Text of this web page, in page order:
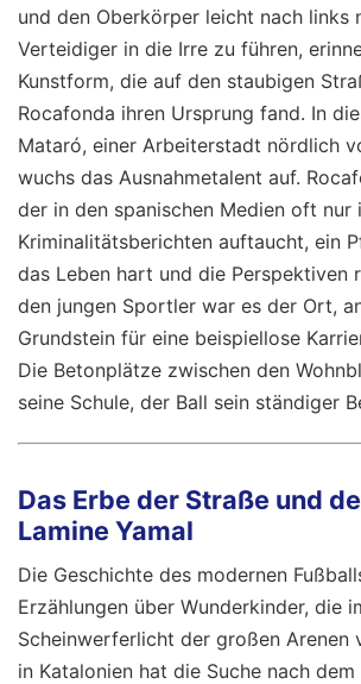
und den Oberkörper leicht nach links
Verteidiger in die Irre zu führen,
Kunstform, die auf den staubigen
Rocafonda ihren Ursprung fand. In
Mataró, einer Arbeiterstadt nördlich
wuchs das Ausnahmetalent auf.
der in den spanischen Medien oft nur
Kriminalitätsberichten auftaucht, ein
das Leben hart und die Perspektiven
den jungen Sportler war es der Ort,
Grundstein für eine beispiellose
Die Betonplätze zwischen den
seine Schule, der Ball sein ständiger
Das Erbe der Straße und
Lamine Yamal
Die Geschichte des modernen
Erzählungen über Wunderkinder, die
Scheinwerferlicht der großen Arenen
in Katalonien hat die Suche nach dem